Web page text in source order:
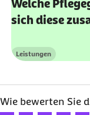
Welche
sich diese
Kategorie
Leistungen
Wie bewerten Sie